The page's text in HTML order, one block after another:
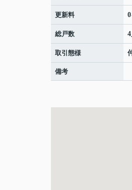
更新料 0
総戸数
取引態様
備考